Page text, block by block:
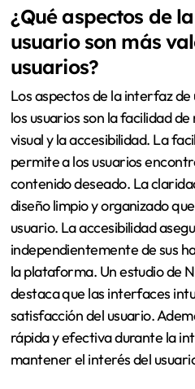
¿Qué aspectos de
usuario son más
usuarios?
Los aspectos de la interfaz
los usuarios son la facilidad
visual y la accesibilidad. La
permite a los usuarios
contenido deseado. La
diseño limpio y organizado
usuario. La accesibilidad
independientemente de sus
la plataforma. Un estudio de
destaca que las interfaces
satisfacción del usuario.
rápida y efectiva durante la
mantener el interés del